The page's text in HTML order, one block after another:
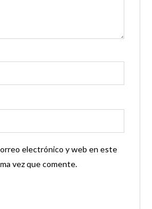
electrónico y web en este
vez que comente.